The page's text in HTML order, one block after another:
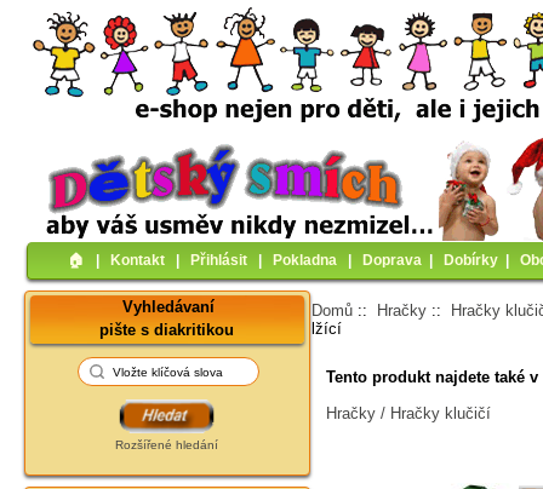
🏠︎ Kontakt Přihlásit Pokladna Doprava Dobírky
Vyhledávaní
pište s diakritikou
Rozšířené hledání
Domů :: Hračky ::
Hračky
lžící
Tento produkt najdete také
Hračky / Hračky klučičí